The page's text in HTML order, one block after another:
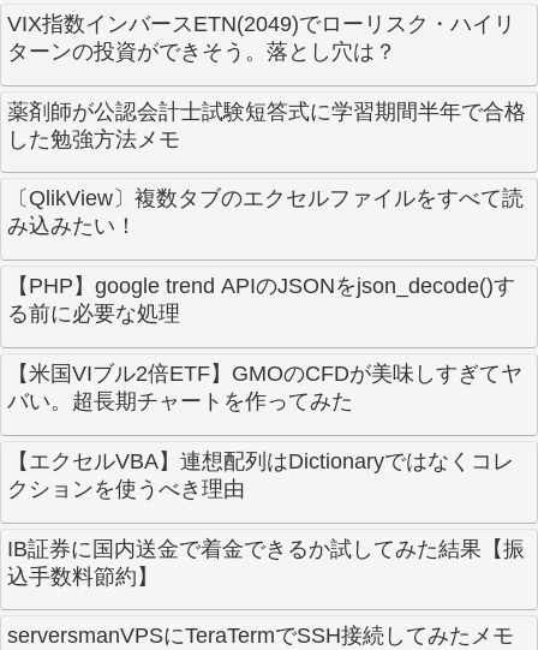
VIX指数インバースETN(2049)でローリスク・ハイリ
ターンの投資ができそう。落とし穴は？
薬剤師が公認会計士試験短答式に学習期間半年で合格
した勉強方法メモ
〔QlikView〕複数タブのエクセルファイルをすべて読
み込みたい！
【PHP】google trend APIのJSONをjson_decode()す
る前に必要な処理
【米国VIブル2倍ETF】GMOのCFDが美味しすぎてヤ
バい。超長期チャートを作ってみた
【エクセルVBA】連想配列はDictionaryではなくコレ
クションを使うべき理由
IB証券に国内送金で着金できるか試してみた結果【振
込手数料節約】
serversmanVPSにTeraTermでSSH接続してみたメモ